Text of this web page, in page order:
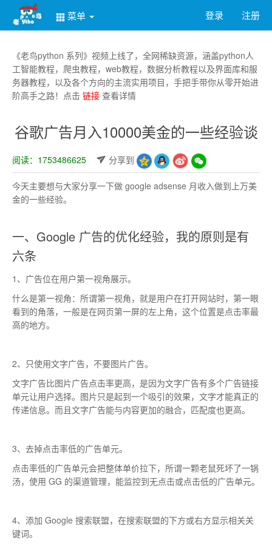
菜单 登录 注册
《老鸟python 系列》视频上线了，全网稀缺资源，涵盖python人
工智能教程，爬虫教程，web教程，数据分析教程以及界面库和服
务器教程，以及各个方向的主流实用项目，手把手带你从零开始进
阶高手之路！点击 链接 查看详情
谷歌广告月入10000美金的一些经验谈
阅读：1753486625 分享到
今天主要想与大家分享一下做 google adsense 月收入做到上万美
金的一些经验。
一、Google 广告的优化经验，我的原则是有
六条
1、广告位在用户第一视角展示。
什么是第一视角：所谓第一视角，就是用户在打开网站时，第一眼
看到的角落，一般是在网页第一屏的左上角，这个位置是点击率最
高的地方。
2、只使用文字广告，不要图片广告。
文字广告比图片广告点击率更高，是因为文字广告有多个广告链接
单元让用户选择。图片只是起到一个吸引的效果，文字才能真正的
传递信息。而且文字广告能与内容更加的融合，匹配度也更高。
3、去掉点击率低的广告单元。
点击率低的广告单元会把整体单价拉下，所谓一颗老鼠死坏了一锅
汤，使用 GG 的渠道管理，能监控到无点击或点击低的广告单元。
4、添加 Google 搜索联盟，在搜索联盟的下方或右方显示相关关
键词。